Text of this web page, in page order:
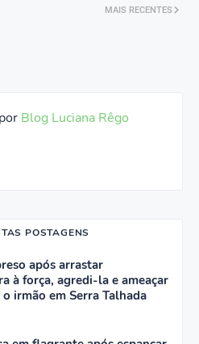
MAIS RECENTES
Blog Luciana Rêgo
POSTAGENS
após arrastar
à força, agredi-la e ameaçar
irmão em Serra Talhada